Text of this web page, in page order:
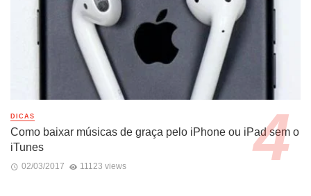
DICAS
Como baixar músicas de graça pelo iPhone ou iPad sem o
iTunes
02/03/2017 11123 views